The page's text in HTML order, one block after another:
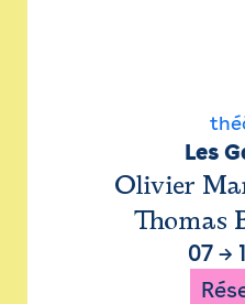
Les
Olivier
Thomas
07→